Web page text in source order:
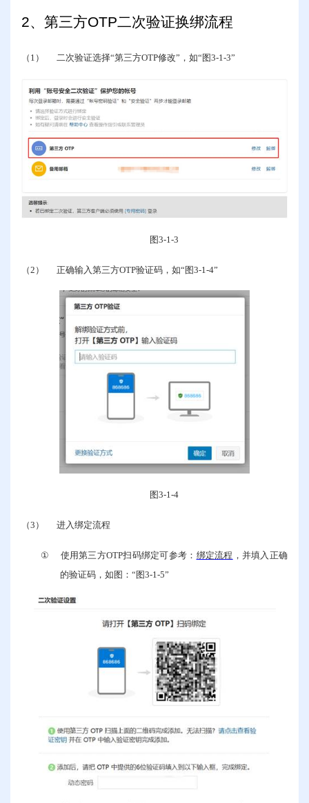
2、第三方OTP二次验证换绑流程
（1） 二次验证选择“第三方OTP修改”，如“图 3-1-3”
图3-1-3
（2） 正确输入第三方OTP验证码，如“图3-1-4”
图3-1-4
（3） 进入绑定流程
① 使用第三方OTP扫码绑定可参考： 绑定流程 ，并填入正确
的验证码，如图：“图 3-1-5”